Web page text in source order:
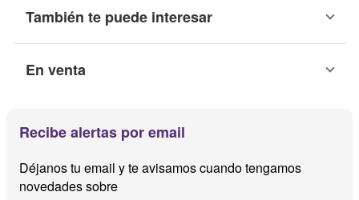
También te puede interesar
En venta
Recibe alertas por email
Déjanos tu email y te avisamos cuando tengamos
novedades sobre